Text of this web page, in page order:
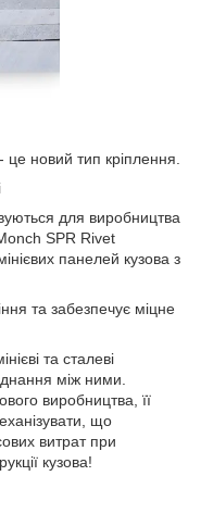
новий тип кріплення.
для виробництва
SPR Rivet
панелей кузова з
та забезпечує міцне
та сталеві
між ними.
виробництва, її
що
витрат при
кузова!